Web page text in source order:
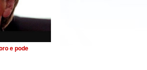
e pode